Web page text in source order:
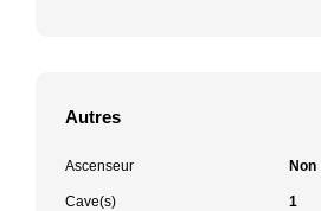
Autres
Ascenseur Non
Cave(s) 1